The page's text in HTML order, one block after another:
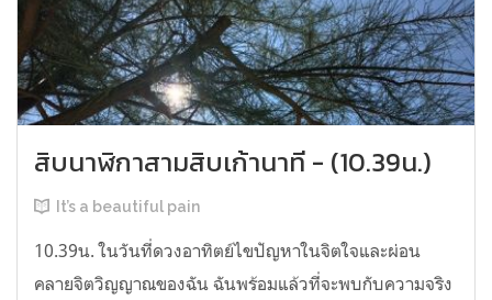
สิบนาฬิกาสามสิบเก้านาที - (10.39น.)
It’s a beautiful pain
10.39น. ในวันที่ดวงอาทิตย์ไขปัญหาในจิตใจและผ่อน
คลายจิตวิญญาณของฉัน ฉันพร้อมแล้วที่จะพบกับความจริง